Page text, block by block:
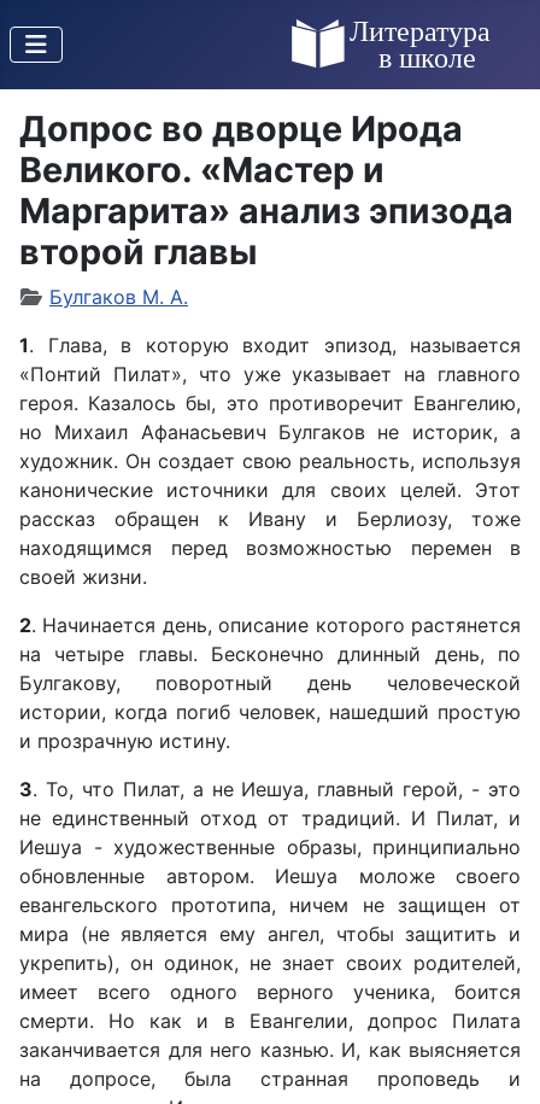
Допрос во дворце Ирода
Великого. «Мастер и
Маргарита» анализ эпизода
второй главы
Булгаков М. А.
1. Глава, в которую входит эпизод, называется
«Понтий Пилат», что уже указывает на главного
героя. Казалось бы, это противоречит Евангелию,
но Михаил Афанасьевич Булгаков не историк, а
художник. Он создает свою реальность, используя
канонические источники для своих целей. Этот
рассказ обращен к Ивану и Берлиозу, тоже
находящимся перед возможностью перемен в
своей жизни.
2. Начинается день, описание которого растянется
на четыре главы. Бесконечно длинный день, по
Булгакову, поворотный день человеческой
истории, когда погиб человек, нашедший простую
и прозрачную истину.
3. То, что Пилат, а не Иешуа, главный герой, - это
не единственный отход от традиций. И Пилат, и
Иешуа - художественные образы, принципиально
обновленные автором. Иешуа моложе своего
евангельского прототипа, ничем не защищен от
мира (не является ему ангел, чтобы защитить и
укрепить), он одинок, не знает своих родителей,
имеет всего одного верного ученика, боится
смерти. Но как и в Евангелии, допрос Пилата
заканчивается для него казнью. И, как выясняется
на допросе, была странная проповедь и